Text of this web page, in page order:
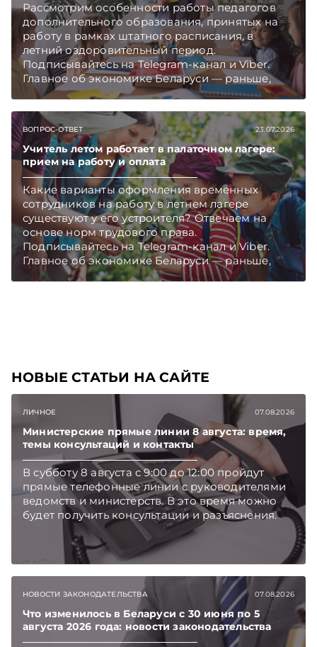
Рассмотрим особенности работы педагогов
дополнительного образования, принятых на
работу в рамках штатного расписания, в
летний оздоровительный период.
Подписывайтесь на Telegram‑канал и Viber.
Главное об экономике Беларуси — раньше,
чем в новостях TelegramViber
ВОПРОС-ОТВЕТ 23.07.2026
Учитель летом работает в палаточном лагере:
прием на работу и оплата
Какие варианты оформления временных
сотрудников на работу в летнем лагере
существуют у его устроителя? Отвечаем на
основе норм трудового права.
Подписывайтесь на Telegram‑канал и Viber.
Главное об экономике Беларуси — раньше,
чем в новостях TelegramViber
НОВЫЕ СТАТЬИ НА САЙТЕ
ЛИЧНОЕ 07.08.2026
Министерские прямые линии 8 августа: время,
темы консультаций и контакты
В субботу 8 августа с 9:00 до 12:00 пройдут
прямые телефонные линии с руководителями
ведомств и министерств. В это время можно
будет получить консультации и разъяснения.
НОВОСТИ ЗАКОНОДАТЕЛЬСТВА 07.08.2026
Что изменилось в Беларуси с 30 июня по 5
августа 2026 года: новости законодательства